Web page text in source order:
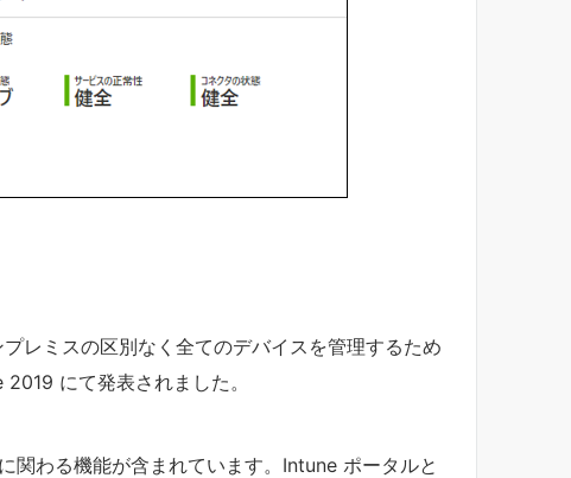
ミスの区別なく全てのデバイスを管理するため
にて発表されました。
わる機能が含まれています。Intune ポータルと